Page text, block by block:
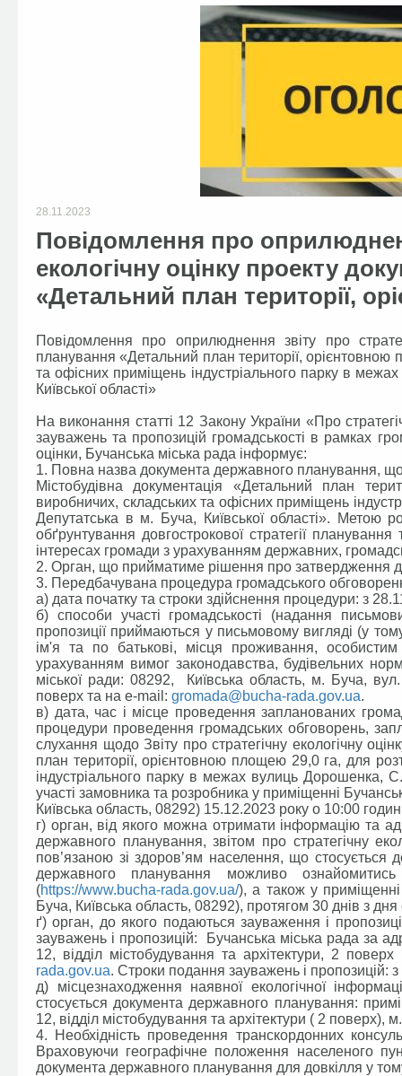
28.11.2023
Повідомлення про
екологічну оцінку проекту
«Детальний план території,
Повідомлення про оприлюднення звіту про
планування «Детальний план території,
та офісних приміщень індустріального парку в
Київської області»
На виконання статті 12 Закону України «Про
зауважень та пропозицій громадськості в рамках
оцінки, Бучанська міська рада інформує:
1. Повна назва документа державного планування,
Містобудівна документація «Детальний план
виробничих, складських та офісних приміщень
Депутатська в м. Буча, Київської області». Метою
обґрунтування довгострокової стратегії
інтересах громади з урахуванням державних,
2. Орган, що прийматиме рішення про затвердження
3. Передбачувана процедура громадського
а) дата початку та строки здійснення процедури: з
б) способи участі громадськості (надання
пропозиції приймаються у письмовому вигляді (у
ім'я та по батькові, місця проживання,
урахуванням вимог законодавства, будівельних
міської ради: 08292, Київська область, м. Буча, вул.
поверх та на e-mail: gromada@bucha-rada.gov.ua.
в) дата, час і місце проведення запланованих
процедури проведення громадських обговорень,
слухання щодо Звіту про стратегічну екологічну
план території, орієнтовною площею 29,0 га, для
індустріального парку в межах вулиць Дорошенка,
участі замовника та розробника у приміщенні
Київська область, 08292) 15.12.2023 року о 10:00
г) орган, від якого можна отримати інформацію та
державного планування, звітом про стратегічну
пов’язаною зі здоров’ям населення, що
державного планування можливо
(https://www.bucha-rada.gov.ua/), а також у приміщенні
Буча, Київська область, 08292), протягом 30 днів з
ґ) орган, до якого подаються зауваження і
зауважень і пропозицій: Бучанська міська рада за
12, відділ містобудування та архітектури, 2
rada.gov.ua. Строки подання зауважень і пропозицій:
д) місцезнаходження наявної екологічної
стосується документа державного планування:
12, відділ містобудування та архітектури ( 2 поверх),
4. Необхідність проведення транскордонних
Враховуючи географічне положення населеного
документа державного планування для довкілля у